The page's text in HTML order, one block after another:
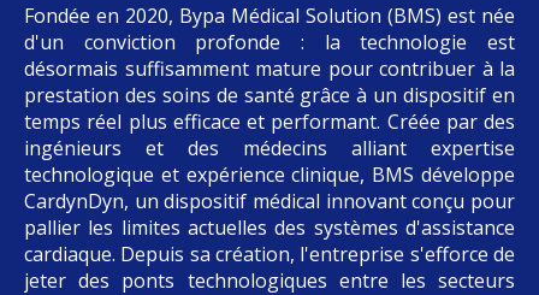
Fondée en 2020, Bypa Médical Solution (BMS) est née
d'un conviction profonde : la technologie est
désormais suffisamment mature pour contribuer à la
prestation des soins de santé grâce à un dispositif en
temps réel plus efficace et performant. Créée par des
ingénieurs et des médecins alliant expertise
technologique et expérience clinique, BMS développe
CardynDyn, un dispositif médical innovant conçu pour
pallier les limites actuelles des systèmes d'assistance
cardiaque. Depuis sa création, l'entreprise s'efforce de
jeter des ponts technologiques entre les secteurs